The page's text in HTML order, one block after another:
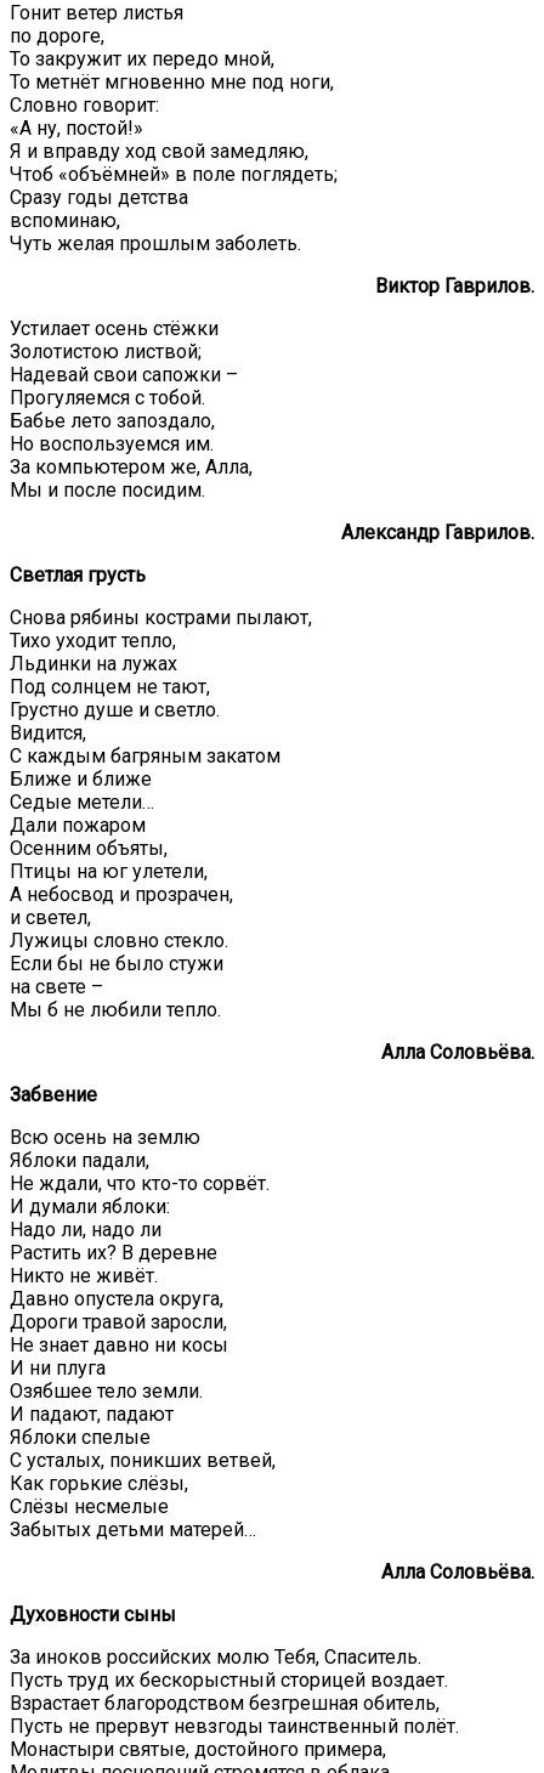
Гонит ветер листья
по дороге,
То закружит их передо мной,
То метнёт мгновенно мне под ноги,
Словно говорит:
«А ну, постой!»
Я и вправду ход свой замедляю,
Чтоб «объёмней» в поле поглядеть;
Сразу годы детства
вспоминаю,
Чуть желая прошлым заболеть.
Виктор Гаврилов.
Устилает осень стёжки
Золотистою листвой;
Надевай свои сапожки –
Прогуляемся с тобой.
Бабье лето запоздало,
Но воспользуемся им.
За компьютером же, Алла,
Мы и после посидим.
Александр Гаврилов.
Светлая грусть
Снова рябины кострами пылают,
Тихо уходит тепло,
Льдинки на лужах
Под солнцем не тают,
Грустно душе и светло.
Видится,
С каждым багряным закатом
Ближе и ближе
Седые метели…
Дали пожаром
Осенним объяты,
Птицы на юг улетели,
А небосвод и прозрачен,
и светел,
Лужицы словно стекло.
Если бы не было стужи
на свете –
Мы б не любили тепло.
Алла Соловьёва.
Забвение
Всю осень на землю
Яблоки падали,
Не ждали, что кто-то сорвёт.
И думали яблоки:
Надо ли, надо ли
Растить их? В деревне
Никто не живёт.
Давно опустела округа,
Дороги травой заросли,
Не знает давно ни косы
И ни плуга
Озябшее тело земли.
И падают, падают
Яблоки спелые
С усталых, поникших ветвей,
Как горькие слёзы,
Слёзы несмелые
Забытых детьми матерей…
Алла Соловьёва.
Духовности сыны
За иноков российских молю Тебя, Спаситель.
Пусть труд их бескорыстный сторицей воздает.
Взрастает благородством безгрешная обитель,
Пусть не прервут невзгоды таинственный полёт.
Монастыри святые, достойного примера,